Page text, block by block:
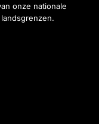
onze nationale